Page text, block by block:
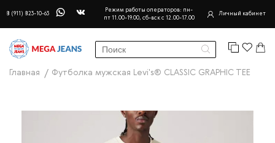
8 (911) 823-10-63
Режим работы операторов: пн-
пт 11.00-19.00, сб-вск с 12.00-17.00
Личный кабинет
Главная Футболка мужская Levi's® CLASSIC GRAPHIC TEE